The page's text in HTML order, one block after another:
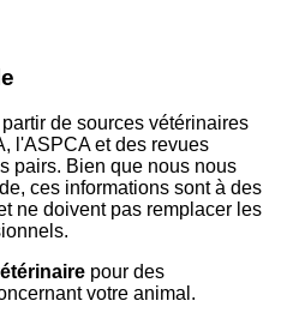
de sources vétérinaires
l'ASPCA et des revues
pairs. Bien que nous nous
ces informations sont à des
ne doivent pas remplacer les
pour des
votre animal.